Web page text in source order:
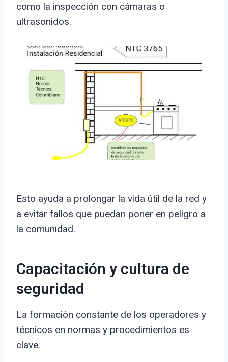
como la inspección con cámaras o
ultrasonidos.
Esto ayuda a prolongar la vida útil de la red y
a evitar fallos que puedan poner en peligro a
la comunidad.
Capacitación y cultura de
seguridad
La formación constante de los operadores y
técnicos en normas y procedimientos es
clave.